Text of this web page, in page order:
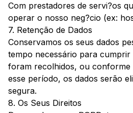
Com prestadores de servi?os
operar o nosso neg?cio (ex:
7. Retenção de Dados
Conservamos os seus dados
tempo necessário para cumprir
foram recolhidos, ou conforme
esse período, os dados serão
segura.
8. Os Seus Direitos